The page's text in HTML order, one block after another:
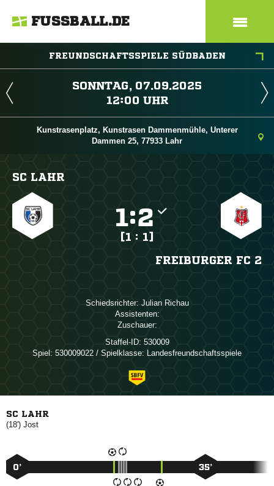
FUSSBALL.DE
FREUNDSCHAFTSSPIELE SÜDBADEN
 
 
Kunstrasenplatz, Kunstrasen Dammenmühle, Unterer
Dammen 25, 77933 Lahr
SC LAHR
:
[1 : 1]
FREIBURGER FC 2
Schiedsrichter:  
Assistenten:
Zuschauer:
Staffel-ID: 530009
Spiel: 530009022 / Spielklasse: Landesfreundschaftsspiele
SC LAHR
(18') 
0’ 35’